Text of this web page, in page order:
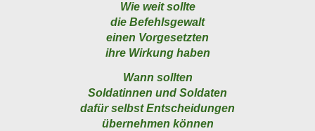
Wie weit sollte
die Befehlsgewalt
einen Vorgesetzten
ihre Wirkung haben
Wann sollten
Soldatinnen und Soldaten
dafür selbst Entscheidungen
übernehmen können